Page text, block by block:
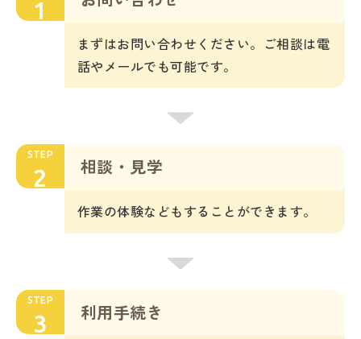
1
まずはお問い合わせください。ご相談は電
話やメールでも可能です。
STEP
2 相談・見学
作業の体験などもすることができます。
STEP
3 利用手続き